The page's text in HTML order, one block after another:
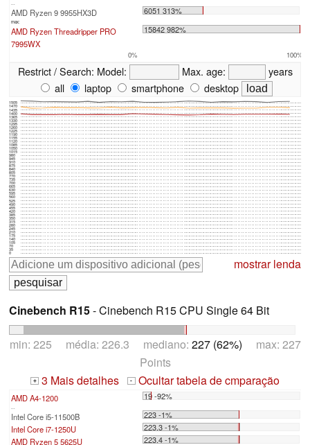
AMD Ryzen 9 9955HX3D 6051 313%
max:
AMD Ryzen Threadripper PRO
7995WX
15842 982%
0% 100%
Restrict / Search: Model: Max. age:
years
all
laptop smartphone desktop
0
35
70
105
140
175
210
245
280
315
350
385
420
455
490
525
560
595
630
665
700
735
770
805
840
875
910
945
980
1015
1050
1085
1120
1155
1190
1225
1260
1295
1330
1365
1400
1435
1470
1505
mostrar lenda
Cinebench R15- Cinebench R15 CPU Single 64 Bit
min: 225 média: 226.3 mediano: 227 (62%) max: 227
Points
+ 3 Mais detalhes - Ocultar tabela de cmparação
AMD A4-1200 19 -92%
Intel Core i5-11500B
223 -1%
Intel Core i7-1250U
223.3 -1%
AMD Ryzen 5 5625U
223.4 -1%